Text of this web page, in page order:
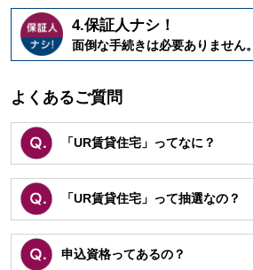
4.保証人ナシ！
面倒な手続きは必要ありません。
よくあるご質問
「UR賃貸住宅」ってなに？
「UR賃貸住宅」って抽選なの？
申込資格ってあるの？